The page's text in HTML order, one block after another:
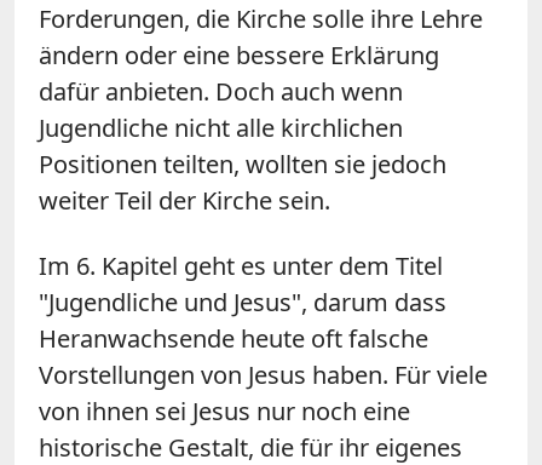
Forderungen, die Kirche solle ihre Lehre
ändern oder eine bessere Erklärung
dafür anbieten. Doch auch wenn
Jugendliche nicht alle kirchlichen
Positionen teilten, wollten sie jedoch
weiter Teil der Kirche sein.
Im 6. Kapitel geht es unter dem Titel
"Jugendliche und Jesus", darum dass
Heranwachsende heute oft falsche
Vorstellungen von Jesus haben. Für viele
von ihnen sei Jesus nur noch eine
historische Gestalt, die für ihr eigenes